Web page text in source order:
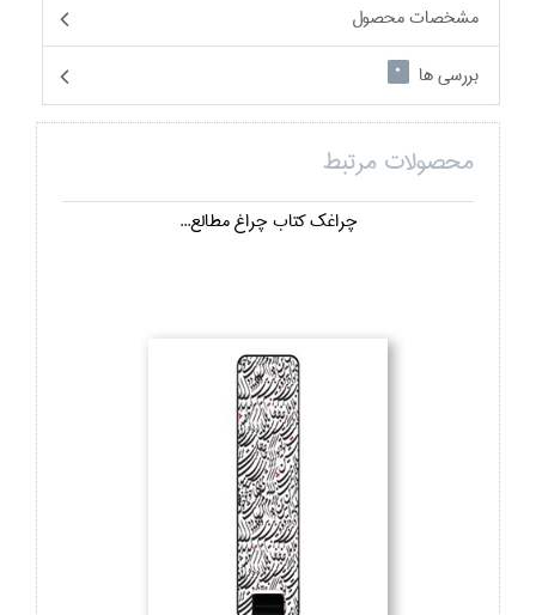
مشخصات محصول
بررسی ها
0
محصولات مرتبط
چراغك كتاب چراغ مطالع...